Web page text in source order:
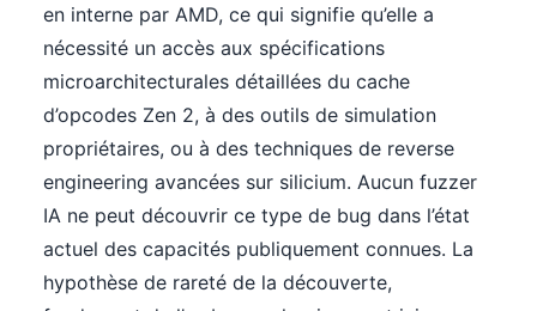
en interne par AMD, ce qui signifie qu’elle a
nécessité un accès aux spécifications
microarchitecturales détaillées du cache
d’opcodes Zen 2, à des outils de simulation
propriétaires, ou à des techniques de reverse
engineering avancées sur silicium. Aucun fuzzer
IA ne peut découvrir ce type de bug dans l’état
actuel des capacités publiquement connues. La
hypothèse de rareté de la découverte,